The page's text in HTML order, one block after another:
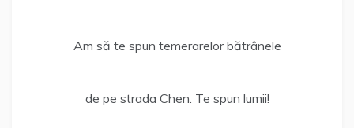
Am să te spun temerarelor bătrânele
de pe strada Chen. Te spun lumii!